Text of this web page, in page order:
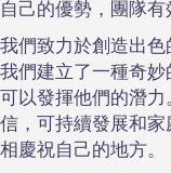
自己的優勢，團隊有
我們致力於創造出色
我們建立了一種奇妙
可以發揮他們的潛
信，可持續發展和家
相慶祝自己的地方。